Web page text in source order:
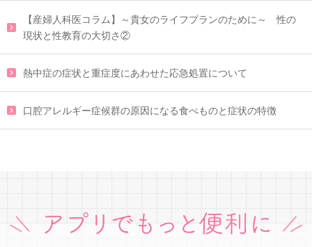
【産婦人科医コラム】～貴女のライフプランのために～ 性の
現状と性教育の大切さ②
熱中症の症状と重症度にあわせた応急処置について
口腔アレルギー症候群の原因になる食べものと症状の特徴